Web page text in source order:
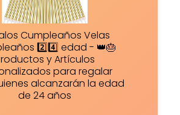
Cumpleaños Velas
2️⃣4️⃣ edad - 👑🎂
y Artículos
para regalar
alcanzarán la edad
de 24 años